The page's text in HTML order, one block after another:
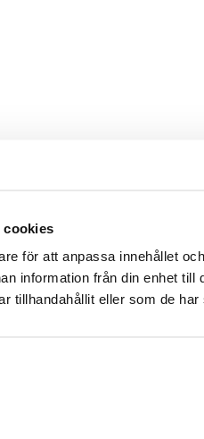
cookies
för att anpassa innehållet
information från din enhet
tillhandahållit eller som de